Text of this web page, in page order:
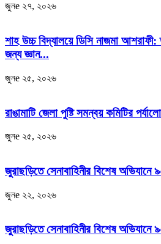
জুনe ২৭, ২০২৬
শাহ উচ্চ বিদ্যালয়ে ডিসি নাজমা আশরাফী:
জন্য জ্ঞান...
জুনe ২৫, ২০২৬
রাঙামাটি জেলা পুষ্টি সমন্বয় কমিটির
জুনe ২৫, ২০২৬
জুরাছড়িতে সেনাবাহিনীর বিশেষ অভিযানে
জুনe ২২, ২০২৬
জুরাছড়িতে সেনাবাহিনীর বিশেষ অভিযানে